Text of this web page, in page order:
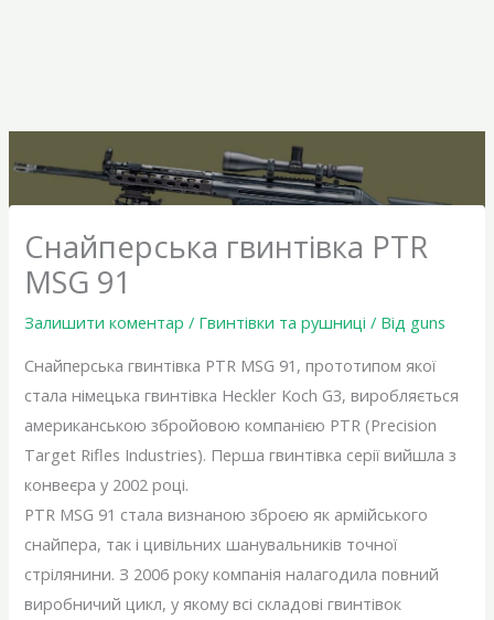
Снайперська гвинтівка PTR
MSG 91
Залишити коментар / Гвинтівки та рушниці / Від guns
Снайперська гвинтівка PTR MSG 91, прототипом якої
стала німецька гвинтівка Heckler Koch G3, виробляється
американською збройовою компанією PTR (Precision
Target Rifles Industries). Перша гвинтівка серії вийшла з
конвеєра у 2002 році.
PTR MSG 91 стала визнаною зброєю як армійського
снайпера, так і цивільних шанувальників точної
стрілянини. З 2006 року компанія налагодила повний
виробничий цикл, у якому всі складові гвинтівок